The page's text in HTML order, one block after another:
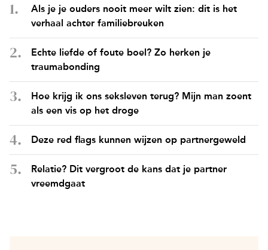
Als je je ouders nooit meer wilt zien: dit is het
verhaal achter familiebreuken
Echte liefde of foute boel? Zo herken je
traumabonding
Hoe krijg ik ons seksleven terug? Mijn man zoent
als een vis op het droge
Deze red flags kunnen wijzen op partnergeweld
Relatie? Dit vergroot de kans dat je partner
vreemdgaat